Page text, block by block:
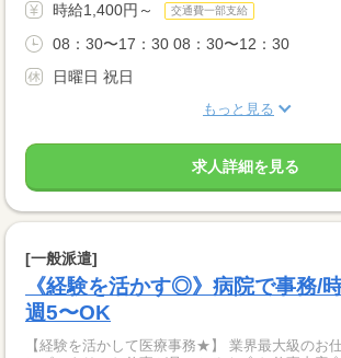
時給1,400円～ 交通費一部支給
08：30〜17：30 08：30〜12：30
日曜日 祝日
もっと見る
求人詳細を見る
[一般派遣]
《経験を活かす◎》病院で事務/
週5〜OK
【経験を活かして医療事務★】 業界最大級のお